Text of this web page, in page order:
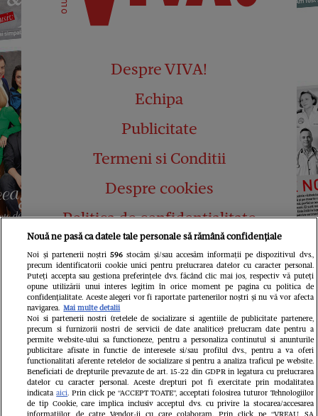
Despre VIVA!
Echipa
Publicitate
Termeni si Conditii
Despre cookies
Politica de confidențialitate
Abonamente
Contact
Pariază responsabil! Decizia ONJN nr.
821/25.09.2025.
Jocurile de noroc sunt interzise minorilor.
Nouă ne pasă ca datele tale personale să rămână confidențiale
Noi și partenerii noștri 596stocăm și/sau accesăm informații pe dispozitivul dvs.,
precum identificatorii cookie unici pentru prelucrarea datelor cu caracter personal.
Puteți accepta sau gestiona preferințele dvs. făcând clic mai jos, respectiv vă puteți
opune utilizării unui interes legitim în orice moment pe pagina cu politica de
confidențialitate. Aceste alegeri vor fi raportate partenerilor noștri și nu vă vor afecta
navigarea. Mai multe detalii
Noi si partenerii nostri (retelele de socializare si agentiile de publicitate partenere,
precum si furnizorii nostri de servicii de date analitice) prelucram date pentru a
permite website-ului sa functioneze, pentru a personaliza continutul si anunturile
publicitare afisate in functie de interesele si/sau profilul dvs., pentru a va oferi
functionalitati aferente retelelor de socializare si pentru a analiza traficul pe website.
Beneficiati de drepturile prevazute de art. 15-22 din GDPR in legatura cu prelucrarea
datelor cu caracter personal. Aceste drepturi pot fi exercitate prin modalitatea
indicataaici. Prin click pe “ACCEPT TOATE”, acceptati folosirea tuturor Tehnologiilor
de tip Cookie, care implica inclusiv acceptul dvs. cu privire la stocarea/accesarea
informatiilor de catre Vendor-ii cu care colaboram. Prin click pe “VREAU SA